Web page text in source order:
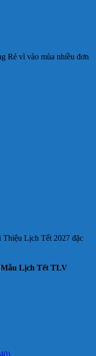
Rẻ vì vào mùa nhiều đơn
Lịch Tết 2027 đặc